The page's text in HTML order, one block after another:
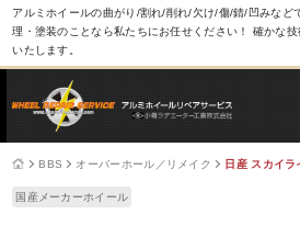
アルミホイールの曲がり/割れ/削れ/欠け/傷/錆/凹みなど
理・塗装のことなら私たちにお任せください！ 確かな
いたします。
BBS オーバーホール／リメイク 日産 スカイラ
国産メーカーホイール